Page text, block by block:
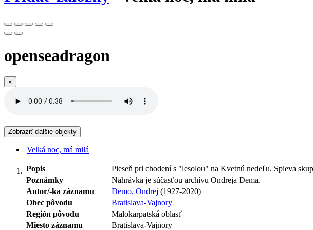
openseadragon
×
Zobraziť ďalšie objekty
Velká noc, má milá
Popis
Pieseň pri chodení s "lesolou" na Kvetnú nedeľu. Spieva
Poznámky
Nahrávka je súčasťou archívu Ondreja Dema.
Autor/-ka záznamu
Demo, Ondrej (1927-2020)
Obec pôvodu
Bratislava-Vajnory
Región pôvodu
Malokarpatská oblasť
Miesto záznamu
Bratislava-Vajnory